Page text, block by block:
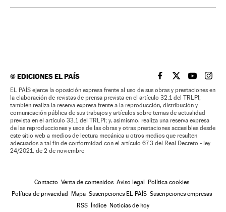
©EDICIONES EL PAÍS EL PAÍS BRASIL EN
EL PAÍSEL PAÍS
EL
EL PAÍS ejerce la oposición expresa frente al uso de sus obras y prestaciones en
la elaboración de revistas de prensa prevista en el artículo 32.1 del TRLPI;
también realiza la reserva expresa frente a la reproducción, distribución y
comunicación pública de sus trabajos y artículos sobre temas de actualidad
prevista en el artículo 33.1 del TRLPI; y, asimismo, realiza una reserva expresa
de las reproducciones y usos de las obras y otras prestaciones accesibles desde
este sitio web a medios de lectura mecánica u otros medios que resulten
adecuados a tal fin de conformidad con el artículo 67.3 del Real Decreto - ley
24/2021, de 2 de noviembre
Contacto Venta de contenidos Aviso legal Política cookies
Política de privacidad Mapa Suscripciones EL PAÍS Suscripciones empresas
RSS Índice Noticias de hoy